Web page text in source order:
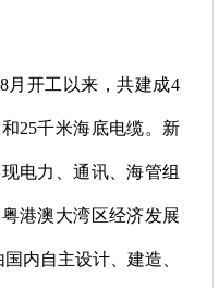
开工以来，共建成4
25千米海底电缆。新
电力、通讯、海管组
港澳大湾区经济发展
内自主设计、建造、